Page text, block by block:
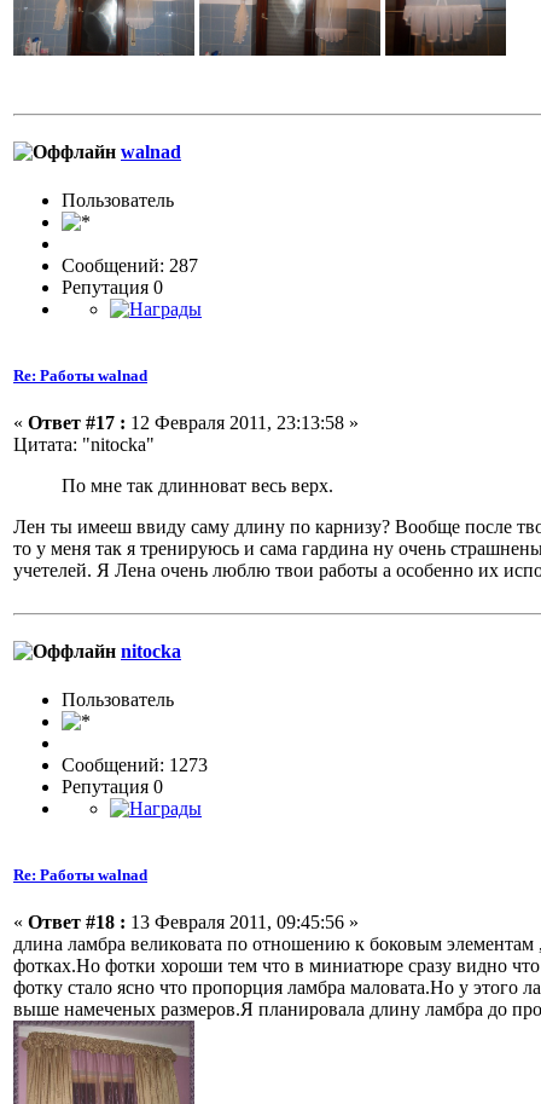
walnad
Пользовaтeль
Сообщений: 287
Репутация 0
Re: Работы walnad
« Ответ #17 : 12 Февраля 2011, 23:13:58 »
Цитата: "nitocka"
По мне так длинноват весь верх.
Лен ты имееш ввиду саму длину по карнизу? Вообще после
то у меня так я тренируюсь и сама гардина ну очень
учетелей. Я Лена очень люблю твои работы а особенно их
nitocka
Пользовaтeль
Сообщений: 1273
Репутация 0
Re: Работы walnad
« Ответ #18 : 13 Февраля 2011, 09:45:56 »
длина ламбра великовата по отношению к боковым
фотках.Но фотки хороши тем что в миниатюре сразу видно что
фотку стало ясно что пропорция ламбра маловата.Но у этого
выше намеченых размеров.Я планировала длину ламбра до